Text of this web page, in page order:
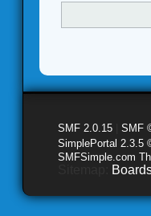
SMF 2.0.15 SMF
SimplePortal 2.3.5
SMFSimple.com